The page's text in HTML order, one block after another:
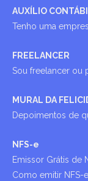
AUXÍLIO
Tenho uma
FREELANCER
Sou freelancer ou
MURAL DA
Depoimentos de
NFS-e
Emissor Grátis de
Como emitir NFS-